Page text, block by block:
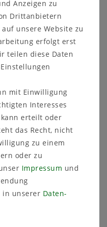
an und macht die
ist der Hochkübel
Das
dafür, dass das
erhalten
Farben:
26 cm
36 cm
46 cm
57 cm
75 cm
Anzeigen zu
Drittanbietern
unsere Website zu
erfolgt erst
teilen diese Daten
mit Einwilligung
Interesses
erteilt oder
das Recht, nicht
zu einem
oder zu
Impressum und
in unserer Daten­